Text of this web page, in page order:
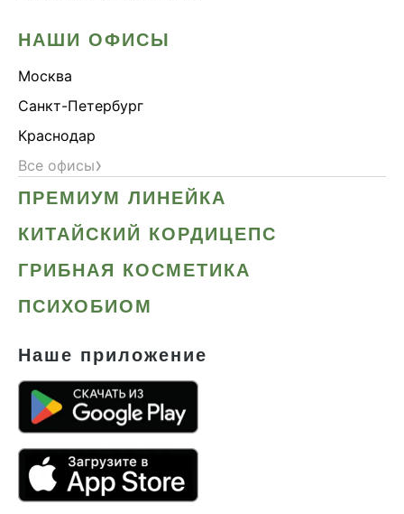
НАШИ ОФИСЫ
Москва
Санкт-Петербург
Краснодар
Все офисы›
ПРЕМИУМ ЛИНЕЙКА
КИТАЙСКИЙ КОРДИЦЕПС
ГРИБНАЯ КОСМЕТИКА
ПСИХОБИОМ
Наше приложение